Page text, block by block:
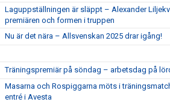
Laguppställningen är släppt – Alexander
premiären och formen i truppen
Nu är det nära – Allsvenskan 2025 drar igång!
Träningspremiär på söndag – arbetsdag på
Masarna och Rospiggarna möts i
entré i Avesta